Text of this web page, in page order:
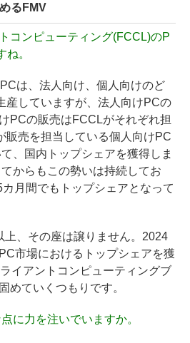
るFMV
コンピューティング(FCCL)のP
。
は、法人向け、個人向けのど
産していますが、法人向けPCの
PCの販売はFCCLがそれぞれ担
販売を担当している個人向けPC
、国内トップシェアを獲得しま
からもこの勢いは持続してお
月間でもトップシェアとなって
、その座は譲りません。2024
市場におけるトップシェアを獲
イアントコンピューティングブ
めていくつもりです。
に力を注いでいますか。